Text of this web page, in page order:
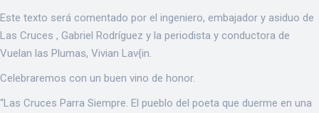
Este texto será comentado por el ingeniero, embajador y asiduo de
Las Cruces , Gabriel Rodríguez y la periodista y conductora de
Vuelan las Plumas, Vivian Lav{in.
Celebraremos con un buen vino de honor.
“Las Cruces Parra Siempre. El pueblo del poeta que duerme en una